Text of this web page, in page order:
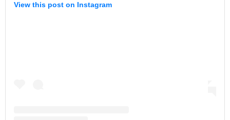
View this post on Instagram